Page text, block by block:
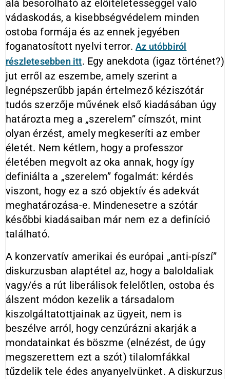
alá besorolható az előítéletességgel való
vádaskodás, a kisebbségvédelem minden
ostoba formája és az ennek jegyében
foganatosított nyelvi terror. Az utóbbiról
részletesebben itt. Egy anekdota (igaz történet?)
jut erről az eszembe, amely szerint a
legnépszerűbb japán értelmező kéziszótár
tudós szerzője művének első kiadásában úgy
határozta meg a „szerelem” címszót, mint
olyan érzést, amely megkeseríti az ember
életét. Nem kétlem, hogy a professzor
életében megvolt az oka annak, hogy így
definiálta a „szerelem” fogalmát: kérdés
viszont, hogy ez a szó objektív és adekvát
meghatározása-e. Mindenesetre a szótár
későbbi kiadásaiban már nem ez a definíció
található.
A konzervatív amerikai és európai „anti-píszí”
diskurzusban alaptétel az, hogy a baloldaliak
vagy/és a rút liberálisok felelőtlen, ostoba és
álszent módon kezelik a társadalom
kiszolgáltatottjainak az ügyeit, nem is
beszélve arról, hogy cenzúrázni akarják a
mondatainkat és böszme (elnézést, de úgy
megszerettem ezt a szót) tilalomfákkal
tűzdelik tele édes anyanyelvünket. A diskurzus